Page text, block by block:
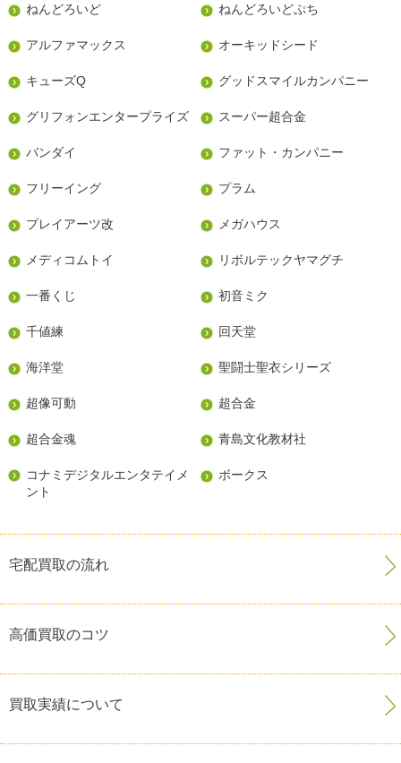
ねんどろいど ねんどろいどぷち
アルファマックス オーキッドシード
キューズQ グッドスマイルカンパニー
グリフォンエンタープライズ スーパー超合金
バンダイ ファット・カンパニー
フリーイング プラム
プレイアーツ改 メガハウス
メディコムトイ リボルテックヤマグチ
一番くじ 初音ミク
千値練 回天堂
海洋堂 聖闘士聖衣シリーズ
超像可動 超合金
超合金魂 青島文化教材社
コナミデジタルエンタテイメ
ント
ボークス
宅配買取の流れ
高価買取のコツ
買取実績について